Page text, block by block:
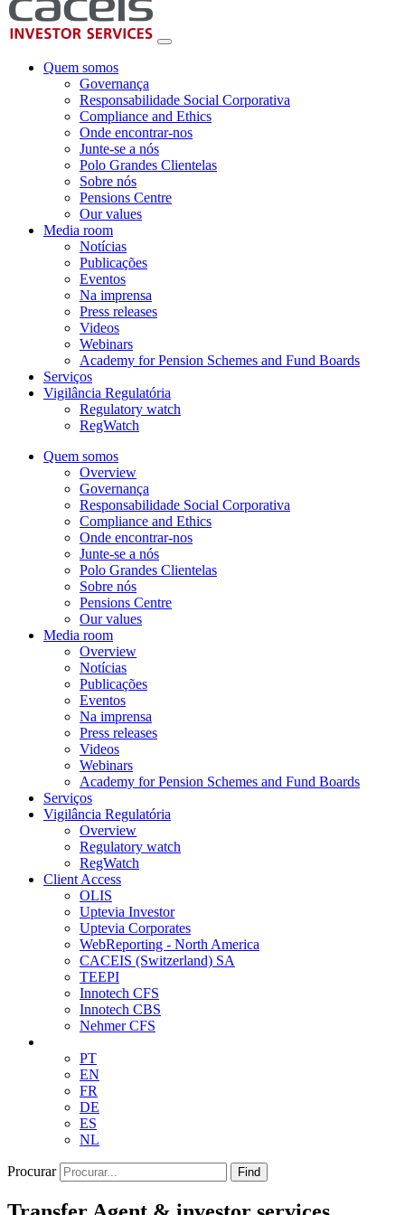
Quem somos
Governança
Responsabilidade Social Corporativa
Compliance and Ethics
Onde encontrar-nos
Junte-se a nós
Polo Grandes Clientelas
Sobre nós
Pensions Centre
Our values
Media room
Notícias
Publicações
Eventos
Na imprensa
Press releases
Videos
Webinars
Academy for Pension Schemes and Fund Boards
Serviços
Vigilância Regulatória
Regulatory watch
RegWatch
Quem somos
Overview
Governança
Responsabilidade Social Corporativa
Compliance and Ethics
Onde encontrar-nos
Junte-se a nós
Polo Grandes Clientelas
Sobre nós
Pensions Centre
Our values
Media room
Overview
Notícias
Publicações
Eventos
Na imprensa
Press releases
Videos
Webinars
Academy for Pension Schemes and Fund Boards
Serviços
Vigilância Regulatória
Overview
Regulatory watch
RegWatch
Client Access
OLIS
Uptevia Investor
Uptevia Corporates
WebReporting - North America
CACEIS (Switzerland) SA
TEEPI
Innotech CFS
Innotech CBS
Nehmer CFS
PT
EN
FR
DE
ES
NL
Procurar Find